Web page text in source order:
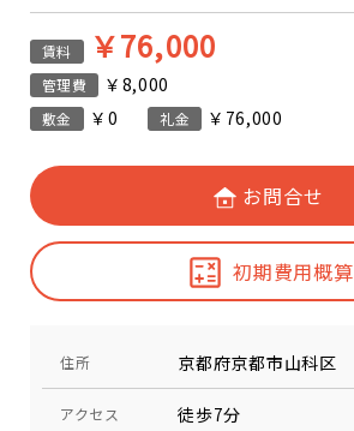
賃料 ￥76,000
管理費 ￥8,000
敷金 ￥0 礼金 ￥76,000
お問合せ
初期費用概算
住所 京都府京都市山科区
アクセス
徒歩7分